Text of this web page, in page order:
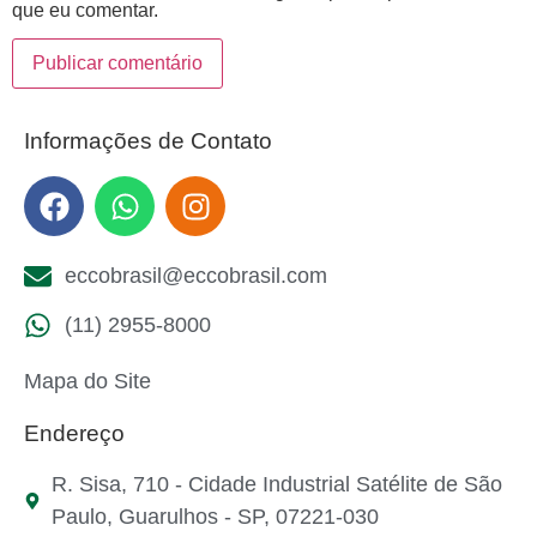
que eu comentar.
Informações de Contato
eccobrasil@eccobrasil.com
(11) 2955-8000
Mapa do Site
Endereço
R. Sisa, 710 - Cidade Industrial Satélite de São
Paulo, Guarulhos - SP, 07221-030